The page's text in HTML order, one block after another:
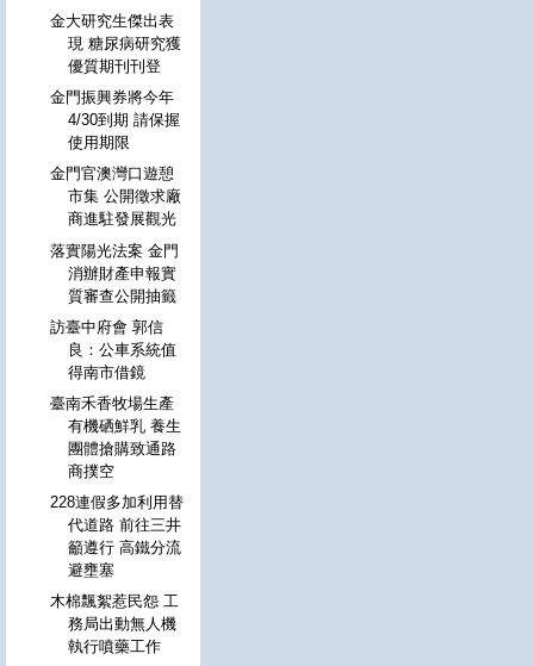
金大研究生傑出表
現 糖尿病研究獲
優質期刊刊登
金門振興券將今年
4/30到期 請保握
使用期限
金門官澳灣口遊憩
市集 公開徵求廠
商進駐發展觀光
落實陽光法案 金門
消辦財產申報實
質審查公開抽籤
訪臺中府會 郭信
良：公車系統值
得南市借鏡
臺南禾香牧場生產
有機硒鮮乳 養生
團體搶購致通路
商撲空
228連假多加利用替
代道路 前往三井
籲遵行 高鐵分流
避壅塞
木棉飄絮惹民怨 工
務局出動無人機
執行噴藥工作